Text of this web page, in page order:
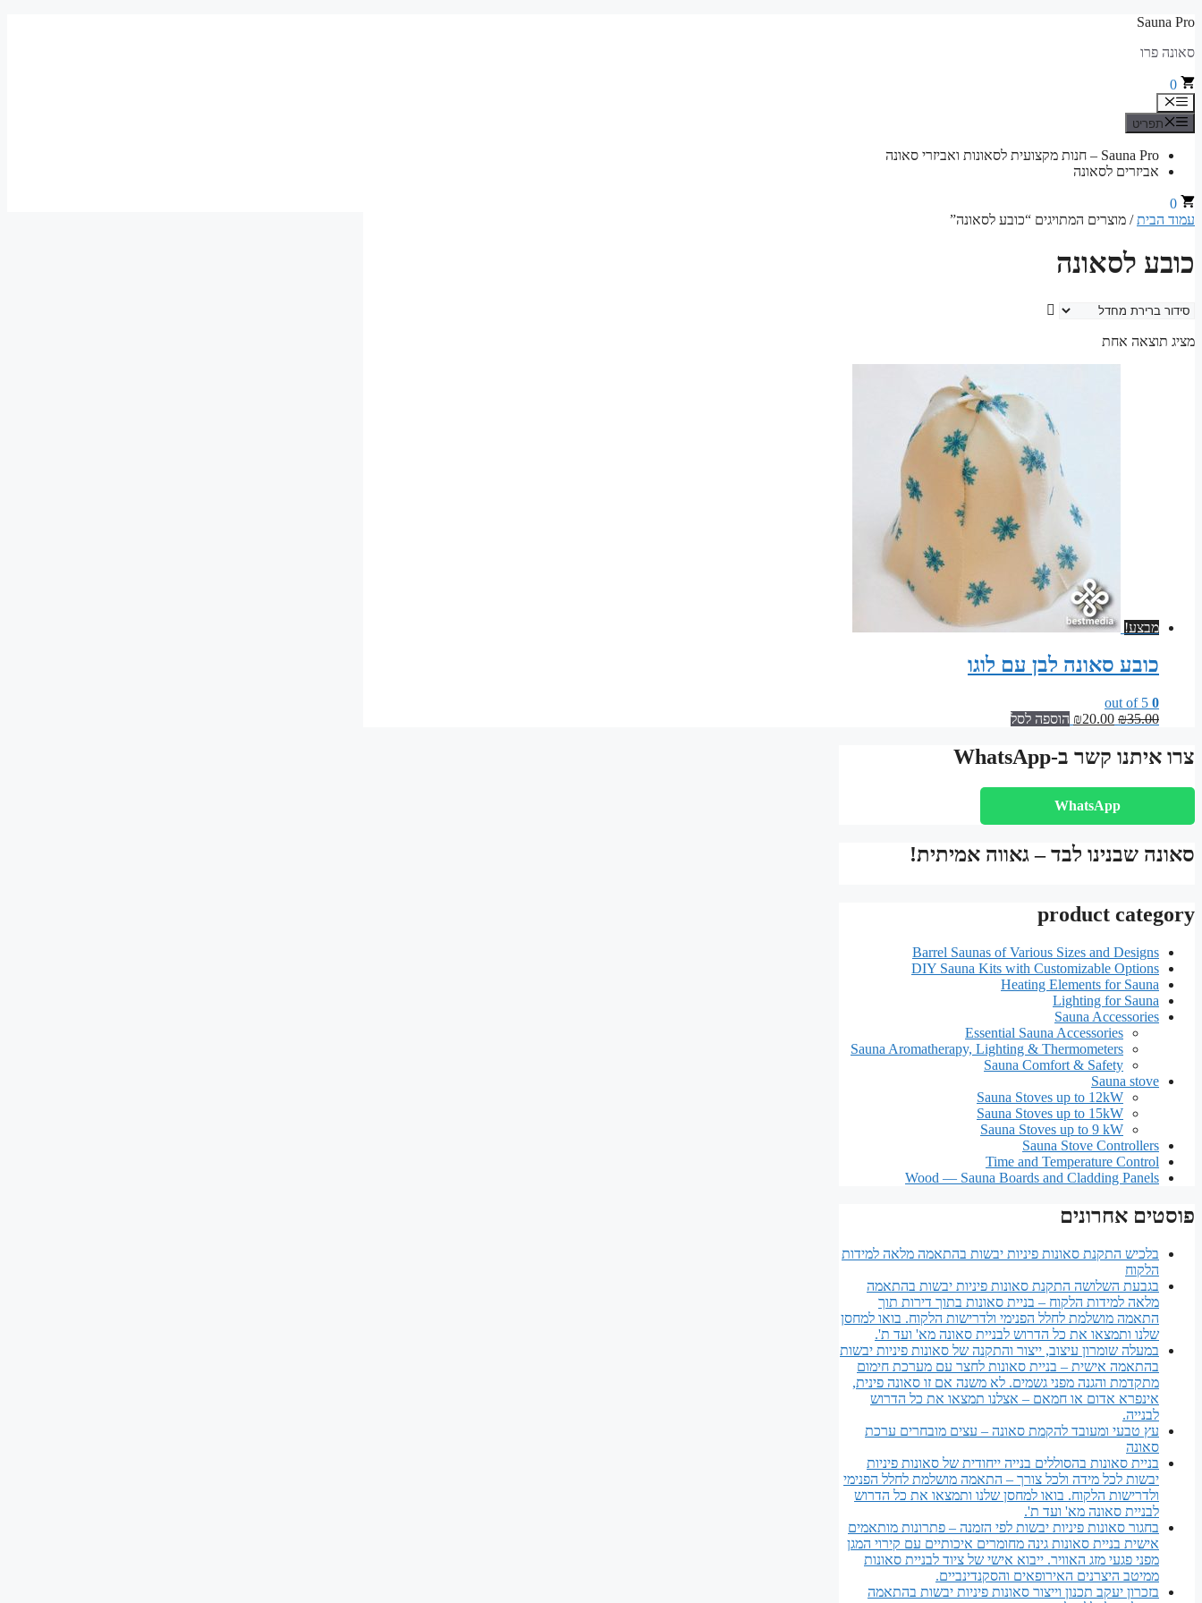
לדלג
Sauna Pro
סאונה פרו
0
תפריט
תפריט
Sauna Pro – חנות מקצועית לסאונות ואביזרי סאונה
אביזרים לסאונה
0
עמוד הבית/ מוצרים המתויגים “כובע לסאונה”
כובע לסאונה
מציג תוצאה אחת
מבצע!
כובע סאונה לבן עם לוגו
0
₪35.00
המחיר
היה:
₪35.00.
₪20.00
המחיר
הוא:
₪20.00.
הוספה לסל
צרו איתנו קשר ב-WhatsApp
WhatsApp
סאונה שבנינו לבד – גאווה אמיתית!
product category
Barrel Saunas of Various Sizes and Designs
DIY Sauna Kits with Customizable Options
Heating Elements for Sauna
Lighting for Sauna
Sauna Accessories
Essential Sauna Accessories
Sauna Aromatherapy, Lighting & Thermometers
Sauna Comfort & Safety
Sauna stove
Sauna Stoves up to 12kW
Sauna Stoves up to 15kW
Sauna Stoves up to 9 kW
Sauna Stove Controllers
Time and Temperature Control
Wood — Sauna Boards and Cladding Panels
פוסטים אחרונים
בלכיש התקנת סאונות פיניות יבשות בהתאמה מלאה למידות
הלקוח
בגבעת השלושה התקנת סאונות פיניות יבשות בהתאמה
מלאה למידות הלקוח – בניית סאונות בתוך דירות תוך
התאמה מושלמת לחלל הפנימי ולדרישות הלקוח. בואו למחסן
שלנו ותמצאו את כל הדרוש לבניית סאונה מא' ועד ת'.
במעלה שומרון עיצוב, ייצור והתקנה של סאונות פיניות יבשות
בהתאמה אישית – בניית סאונות לחצר עם מערכת חימום
מתקדמת והגנה מפני גשמים. לא משנה אם זו סאונה פינית,
אינפרא אדום או חמאם – אצלנו תמצאו את כל הדרוש
לבנייה.
עץ טבעי ומעובד להקמת סאונה – עצים מובחרים ערכת
סאונה
בניית סאונות בהסוללים בנייה ייחודית של סאונות פיניות
יבשות לכל מידה ולכל צורך – התאמה מושלמת לחלל הפנימי
ולדרישות הלקוח. בואו למחסן שלנו ותמצאו את כל הדרוש
לבניית סאונה מא' ועד ת'.
בחגור סאונות פיניות יבשות לפי הזמנה – פתרונות מותאמים
אישית בניית סאונות גינה מחומרים איכותיים עם קירוי המגן
מפני פגעי מזג האוויר. ייבוא אישי של ציוד לבניית סאונות
ממיטב היצרנים האירופאים והסקנדינביים.
בזכרון יעקב תכנון וייצור סאונות פיניות יבשות בהתאמה